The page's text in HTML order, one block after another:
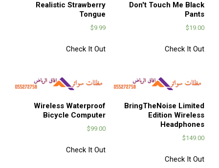
Don't Touch Me Black
Pants
$19.00
Check It Out
Realistic Strawberry
Tongue
$9.99
Check It Out
BringTheNoise Limited
Edition Wireless
Headphones
$149.00
Check It Out
Wireless Waterproof
Bicycle Computer
$99.00
Check It Out